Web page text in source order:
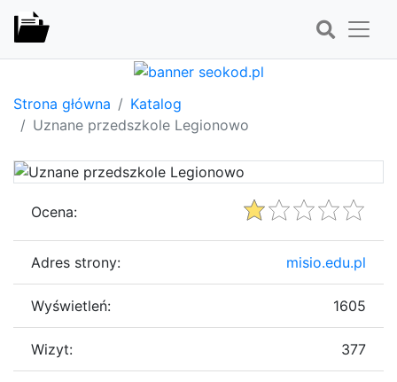
Strona główna
Katalog
Uznane przedszkole Legionowo
Ocena:
Adres strony: misio.edu.pl
Wyświetleń: 1605
Wizyt: 377